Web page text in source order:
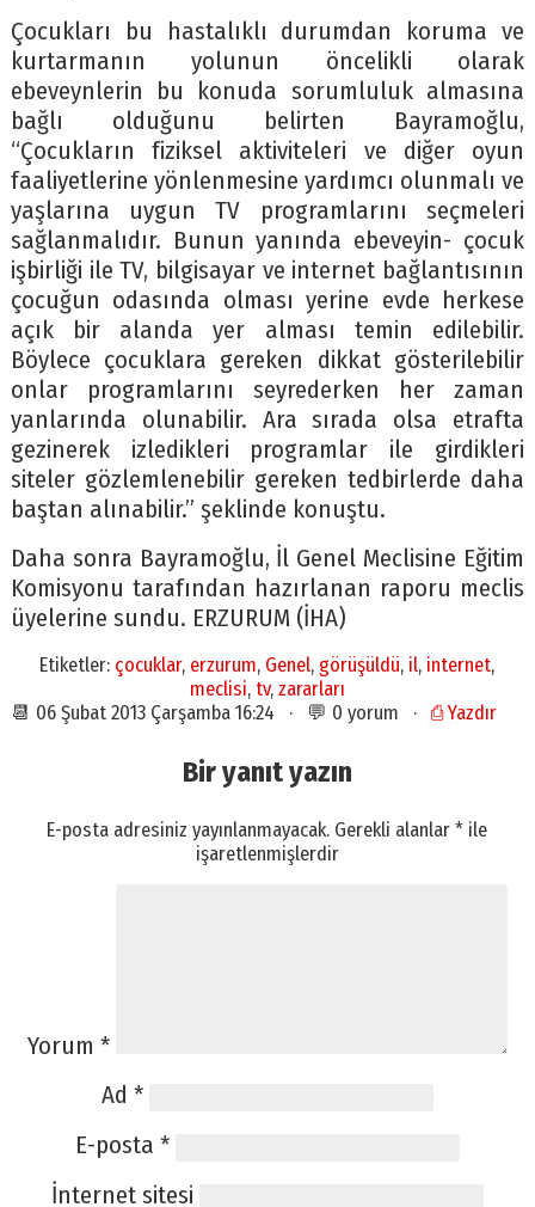
Çocukları bu hastalıklı durumdan koruma ve
kurtarmanın yolunun öncelikli olarak
ebeveynlerin bu konuda sorumluluk almasına
bağlı olduğunu belirten Bayramoğlu,
“Çocukların fiziksel aktiviteleri ve diğer oyun
faaliyetlerine yönlenmesine yardımcı olunmalı ve
yaşlarına uygun TV programlarını seçmeleri
sağlanmalıdır. Bunun yanında ebeveyin- çocuk
işbirliği ile TV, bilgisayar ve internet bağlantısının
çocuğun odasında olması yerine evde herkese
açık bir alanda yer alması temin edilebilir.
Böylece çocuklara gereken dikkat gösterilebilir
onlar programlarını seyrederken her zaman
yanlarında olunabilir. Ara sırada olsa etrafta
gezinerek izledikleri programlar ile girdikleri
siteler gözlemlenebilir gereken tedbirlerde daha
baştan alınabilir.” şeklinde konuştu.
Daha sonra Bayramoğlu, İl Genel Meclisine Eğitim
Komisyonu tarafından hazırlanan raporu meclis
üyelerine sundu. ERZURUM (İHA)
Etiketler: çocuklar, erzurum, Genel, görüşüldü, il, internet,
meclisi, tv, zararları
📆 06 Şubat 2013 Çarşamba 16:24 · 💬 0 yorum · ⎙ Yazdır
Bir yanıt yazın
E-posta adresiniz yayınlanmayacak. Gerekli alanlar* ile
işaretlenmişlerdir
Yorum *
Ad *
E-posta *
İnternet sitesi